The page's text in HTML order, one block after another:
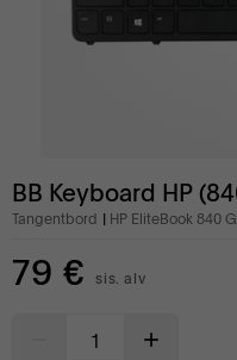
BB Keyboard HP
Tangentbord HP EliteBook 840
79 € sis. alv